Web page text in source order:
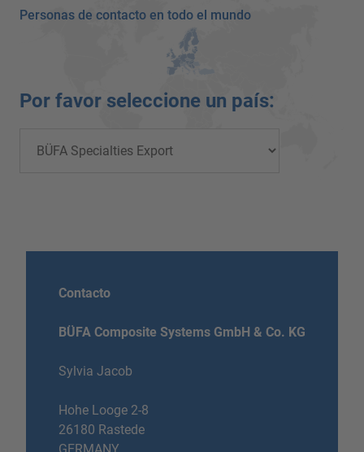
Personas de contacto en todo el mundo
Por favor seleccione un país:
Contacto
BÜFA Composite Systems GmbH & Co. KG
Sylvia Jacob
Hohe Looge 2-8
26180 Rastede